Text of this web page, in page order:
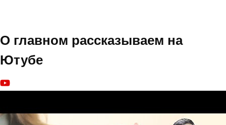
О главном рассказываем на
Ютубе